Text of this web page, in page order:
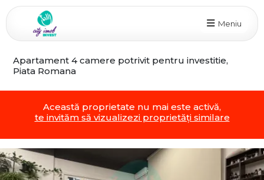
Meniu
Apartament 4 camere potrivit pentru investitie,
Piata Romana
Această proprietate nu mai este activă,
te invităm să vizualizezi proprietăți similare